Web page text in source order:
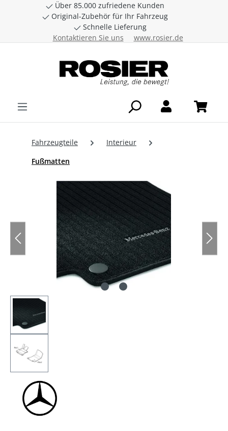
Zum Hauptinhalt springen
Über 85.000 zufriedene Kunden
Original-Zubehör für Ihr Fahrzeug
Schnelle Lieferung
Kontaktieren Sie uns
www.rosier.de
Fahrzeugteile
Interieur
Fußmatten
Bildergalerie überspringen